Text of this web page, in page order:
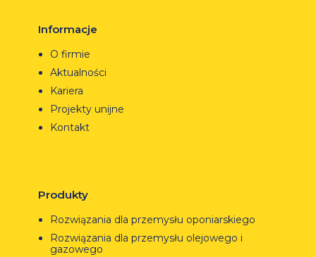
Informacje
O firmie
Aktualności
Kariera
Projekty unijne
Kontakt
Produkty
Rozwiązania dla przemysłu oponiarskiego
Rozwiązania dla przemysłu olejowego i
gazowego